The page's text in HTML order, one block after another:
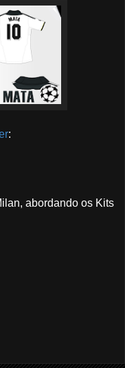
:
abordando os Kits